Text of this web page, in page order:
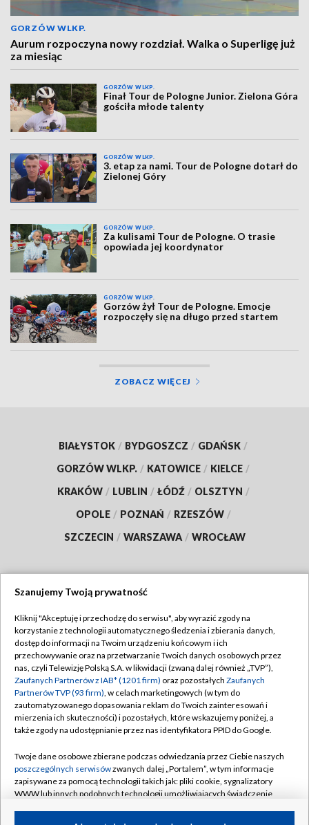
GORZÓW WLKP.
Aurum rozpoczyna nowy rozdział. Walka o Superligę już
za miesiąc
GORZÓW WLKP.
Finał Tour de Pologne Junior. Zielona Góra
gościła młode talenty
GORZÓW WLKP.
3. etap za nami. Tour de Pologne dotarł do
Zielonej Góry
GORZÓW WLKP.
Za kulisami Tour de Pologne. O trasie
opowiada jej koordynator
GORZÓW WLKP.
Gorzów żył Tour de Pologne. Emocje
rozpoczęły się na długo przed startem
ZOBACZ WIĘCEJ
BIAŁYSTOK / BYDGOSZCZ / GDAŃSK /
GORZÓW WLKP. / KATOWICE / KIELCE /
KRAKÓW / LUBLIN / ŁÓDŹ / OLSZTYN /
OPOLE / POZNAŃ / RZESZÓW /
SZCZECIN / WARSZAWA / WROCŁAW
TVP
Abonament TVP
Emisja w TVP
Centrum informacji TVP
Naziemna Telewizja Cyfrowa
Rada Programowa
System NOS
Informacje o nadawcy
Regulamin TVP
Polityka prywatności
Moje zgody
Pomoc
Kontakt
Kanały
Szanujemy Twoją prywatność
Kliknij "Akceptuję i przechodzę do serwisu", aby wyrazić zgody na
korzystanie z technologii automatycznego śledzenia i zbierania danych,
dostęp do informacji na Twoim urządzeniu końcowym i ich
przechowywanie oraz na przetwarzanie Twoich danych osobowych przez
nas, czyli Telewizję Polską S.A. w likwidacji (zwaną dalej również „TVP”),
Zaufanych Partnerów z IAB* (1201 firm) oraz pozostałych Zaufanych
Partnerów TVP (93 firm), w celach marketingowych (w tym do
zautomatyzowanego dopasowania reklam do Twoich zainteresowań i
mierzenia ich skuteczności) i pozostałych, które wskazujemy poniżej, a
także zgody na udostępnianie przez nas identyfikatora PPID do Google.
Twoje dane osobowe zbierane podczas odwiedzania przez Ciebie naszych
poszczególnych serwisówzwanych dalej „Portalem”, w tym informacje
zapisywane za pomocą technologii takich jak: pliki cookie, sygnalizatory
WWW lub innych podobnych technologii umożliwiających świadczenie